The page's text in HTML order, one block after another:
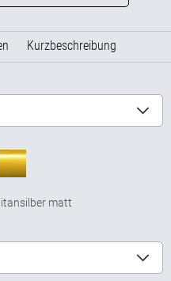
Kurzbeschreibung
matt